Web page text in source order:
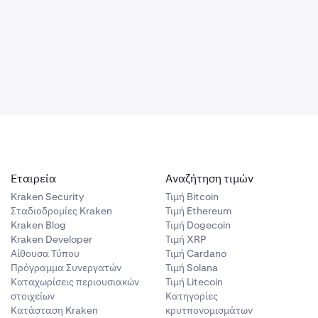
NIGHTδεν θα
Αλγερία,
την
Εταιρεία
Kraken Security
Σταδιοδρομίες Kraken
Kraken Blog
Kraken Developer
Αίθουσα Τύπου
Πρόγραμμα Συνεργατών
Καταχωρίσεις περιουσιακών
στοιχείων
Κατάσταση Kraken
Αναζήτηση τιμών
Τιμή Βitcoin
Τιμή Ethereum
Τιμή Dogecoin
Τιμή XRP
Τιμή Cardano
Τιμή Solana
Τιμή Litecoin
Κατηγορίες
κρυτπονομισμάτων